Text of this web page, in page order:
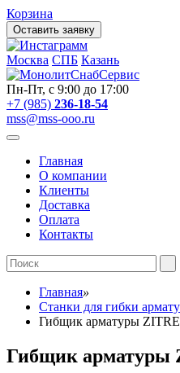
Корзина
Оставить заявку
Москва СПБ Казань
Пн-Пт, с 9:00 до 17:00
+7 (985) 236-18-54
mss@mss-ooo.ru
Главная
О компании
Клиенты
Доставка
Оплата
Контакты
Главная»
Станки для гибки
Гибщик арматуры
Гибщик арматуры